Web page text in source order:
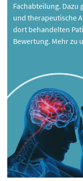
Fachabteilung.
und therapeutische
dort behandelten
Bewertung. Mehr zu